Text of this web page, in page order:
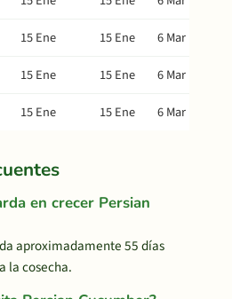
15 Ene 15 Ene
6 Mar
15 Ene 15 Ene
6 Mar
15 Ene 15 Ene 6 Mar
en crecer Persian
aproximadamente 55 días
la cosecha.